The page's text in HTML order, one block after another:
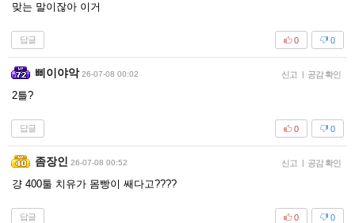
맞는 말이잖아 이거
답글 0
0
삐이야악 26-07-08 00:02 신고 | 공감 확인
2틀?
답글 0
0
좀장인 26-07-08 00:52 신고 | 공감 확인
걍 400툴 치유가 몸빵이 쌔다고????
답글 0
0